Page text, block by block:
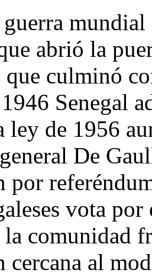
guerra
abrió la
que culminó
Senegal
ley de 1956
De
por
vota
comunidad
cercana al